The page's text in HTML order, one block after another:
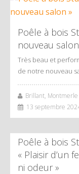
Poêle à bois
nouveau
Très beau et
de notre nouveau
Brillant, Montmerle
13 septembre
Poêle à bois
« Plaisir d’un
ni odeur »